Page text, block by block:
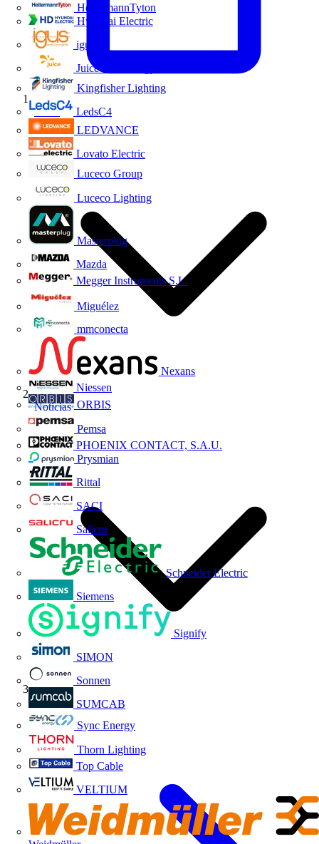
HellermannTyton
Hyundai Electric
igus
Juice Technology
Kingfisher Lighting
LedsC4
LEDVANCE
Lovato Electric
Luceco Group
Luceco Lighting
Masterplug
Mazda
Megger Instruments S.L.
Miguélez
mmconecta
Nexans
Niessen
ORBIS
Pemsa
PHOENIX CONTACT, S.A.U.
Prysmian
Rittal
SACI
Salicru
Schneider Electric
Siemens
Signify
SIMON
Sonnen
SUMCAB
Sync Energy
Thorn Lighting
Top Cable
VELTIUM
Inicio
Noticias
Volti TV